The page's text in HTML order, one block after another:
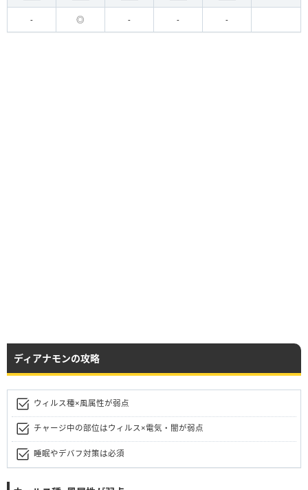
- ◎ - - -
ディアナモンの攻略
ウィルス種×風属性が弱点
チャージ中の部位はウィルス×電気・闇が弱点
睡眠やデバフ対策は必須